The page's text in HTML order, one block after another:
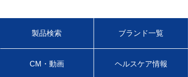
製品検索 ブランド一覧
CM・動画 ヘルスケア情報